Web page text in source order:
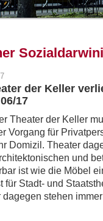
der Keller
17
Theater der Keller
Vorgang für
Domizil. Theater
und
ist wie die Möbel
für Stadt- und
dagegen stehen